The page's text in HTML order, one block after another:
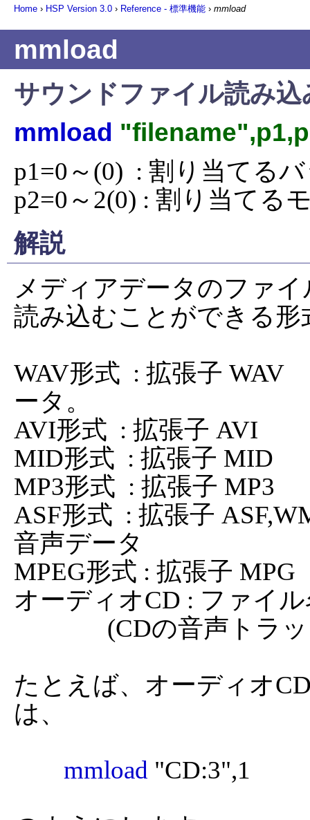
Home › HSP Version 3.0 › Reference - 標準機能 › mmload
mmload
サウンドファイル読み込
mmload
p1=0～(0)  : 割り当てる
p2=0～2(0) : 割り当てる
解説
メディアデータのファ
読み込むことができる
WAV形式  : 拡張子 WAV
ータ。
AVI形式  : 拡張子 AVI
MID形式  : 拡張子 MID
MP3形式  : 拡張子 MP3
ASF形式  : 拡張子
音声データ
MPEG形式 : 拡張子 MPG
オーディオCD : ファイ
たとえば、オーディオ
は、
mmload "CD:3",1